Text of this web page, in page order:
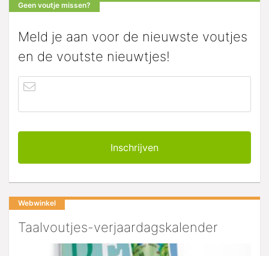
Geen voutje missen?
Meld je aan voor de nieuwste voutjes
en de voutste nieuwtjes!
Webwinkel
Taalvoutjes-verjaardagskalender